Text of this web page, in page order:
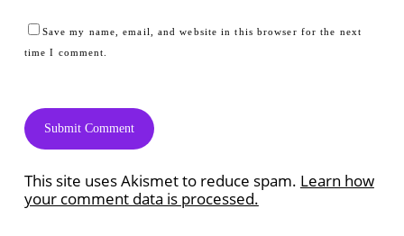
Save my name, email, and website in this browser for the next
time I comment.
This site uses Akismet to reduce spam. Learn how
your comment data is processed.